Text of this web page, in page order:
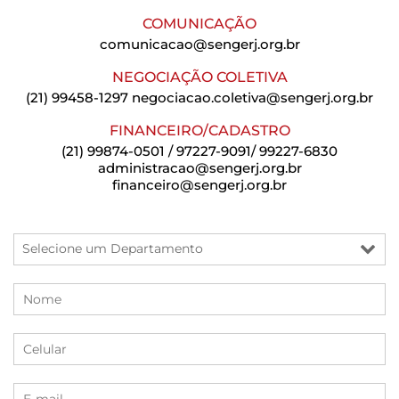
COMUNICAÇÃO
comunicacao@sengerj.org.br
NEGOCIAÇÃO COLETIVA
(21) 99458-1297 negociacao.coletiva@sengerj.org.br
FINANCEIRO/CADASTRO
(21) 99874-0501 / 97227-9091/ 99227-6830
administracao@sengerj.org.br
financeiro@sengerj.org.br